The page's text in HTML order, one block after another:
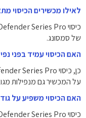
לאילו מכשירים הכיסוי
של סמסונג.
האם הכיסוי עמיד בפני
על המכשיר גם מנפילות
האם הכיסוי משפיע על